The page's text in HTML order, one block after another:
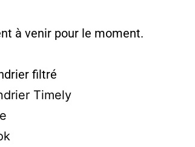
à venir pour le moment.
filtré
Timely